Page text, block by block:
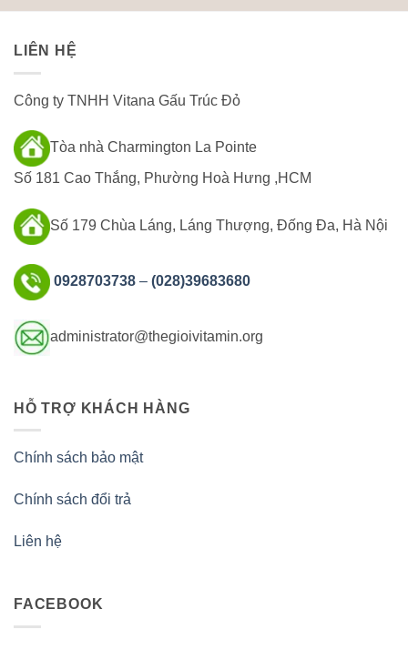
LIÊN HỆ
Công ty TNHH Vitana Gấu Trúc Đỏ
Tòa nhà Charmington La Pointe
Số 181 Cao Thắng, Phường Hoà Hưng ,HCM
Số 179 Chùa Láng, Láng Thượng, Đống Đa, Hà Nội
0928703738 – (028)39683680
administrator@thegioivitamin.org
HỖ TRỢ KHÁCH HÀNG
Chính sách bảo mật
Chính sách đổi trả
Liên hệ
FACEBOOK